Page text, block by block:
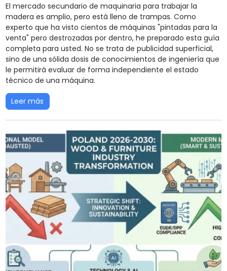
El mercado secundario de maquinaria para trabajar la
madera es amplio, pero está lleno de trampas. Como
experto que ha visto cientos de máquinas "pintadas para la
venta" pero destrozadas por dentro, he preparado esta guía
completa para usted. No se trata de publicidad superficial,
sino de una sólida dosis de conocimientos de ingeniería que
le permitirá evaluar de forma independiente el estado
técnico de una máquina.
Leer más